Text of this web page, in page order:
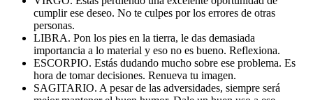
cumplir ese deseo. No te culpes por los errores de otras
personas.
LIBRA. Pon los pies en la tierra, le das demasiada
importancia a lo material y eso no es bueno. Reflexiona.
ESCORPIO. Estás dudando mucho sobre ese problema. Es
hora de tomar decisiones. Renueva tu imagen.
SAGITARIO. A pesar de las adversidades, siempre será